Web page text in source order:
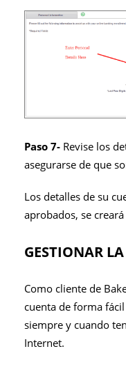
Paso 7- Revise los
asegurarse de que
Los detalles de su
aprobados, se
GESTIONAR
Como cliente de
cuenta de forma
siempre y cuando
Internet.